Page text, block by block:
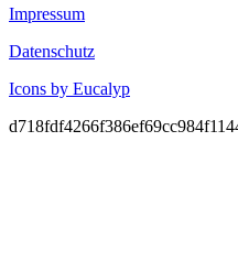
Impressum
Datenschutz
Icons by Eucalyp